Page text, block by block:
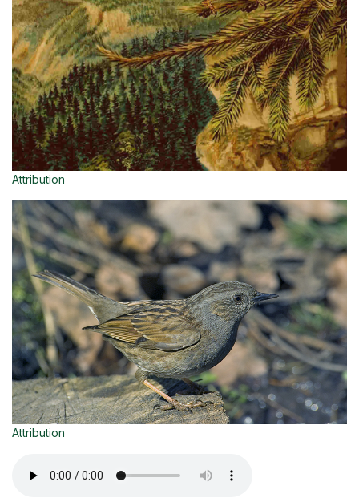
Attribution
Attribution